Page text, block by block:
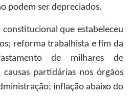
podem ser depreciados.
que estabeleceu
reforma trabalhista e fim da
de milhares de
partidárias nos órgãos
inflação abaixo do